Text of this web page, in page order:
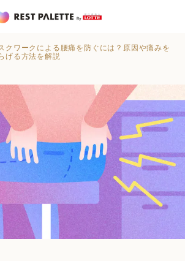
クワークによる腰痛を防ぐには？原因や痛みを
げる方法を解説